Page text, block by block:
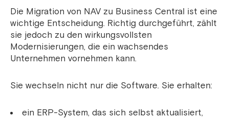
Die Migration von NAV zu Business Central ist eine
wichtige Entscheidung. Richtig durchgeführt, zählt
sie jedoch zu den wirkungsvollsten
Modernisierungen, die ein wachsendes
Unternehmen vornehmen kann.
Sie wechseln nicht nur die Software. Sie erhalten:
ein ERP-System, das sich selbst aktualisiert,